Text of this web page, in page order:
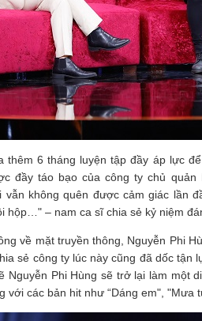
thêm 6 tháng luyện tập đầy áp lực
đầy táo bạo của công ty chủ
vẫn không quên được cảm giác lần
hộp…" – nam ca sĩ chia sẻ kỷ niệm
về mặt truyền thông, Nguyễn Phi
sẻ công ty lúc này cũng đã dốc
Nguyễn Phi Hùng sẽ trở lại làm một
với các bản hit như “Dáng em", "Mưa